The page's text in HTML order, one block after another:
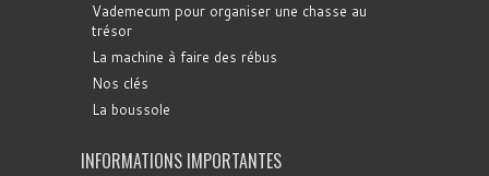
Vademecum pour organiser une chasse au
trésor
La machine à faire des rébus
Nos clés
La boussole
INFORMATIONS IMPORTANTES